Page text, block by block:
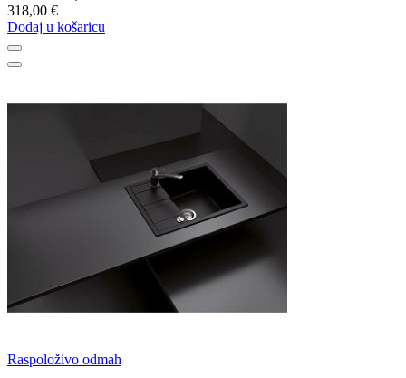
318,00 €
Dodaj u košaricu
Raspoloživo odmah